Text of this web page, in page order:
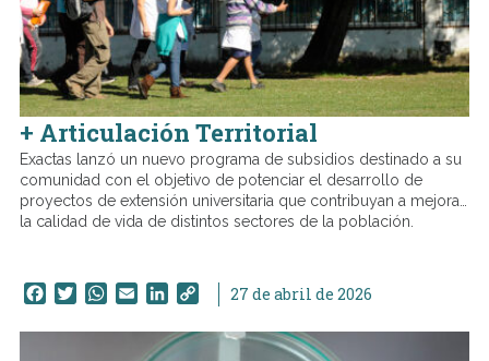
+ Articulación Territorial
Exactas lanzó un nuevo programa de subsidios destinado a su
comunidad con el objetivo de potenciar el desarrollo de
proyectos de extensión universitaria que contribuyan a mejorar
la calidad de vida de distintos sectores de la población.
Facebook
TwitterWhatsApp
EmailLinkedIn
Copy27 de abril de 2026